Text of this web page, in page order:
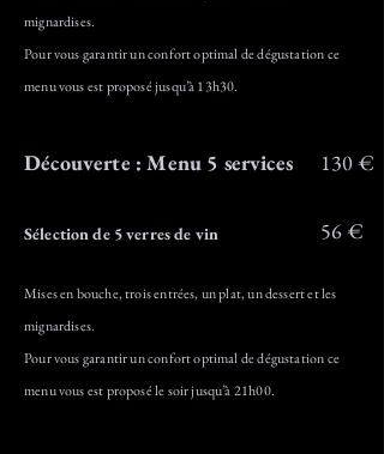
mignardises.
Pour vous garantir un confort optimal de dégustation ce
menu vous est proposé jusqu’à 13h30.
Découverte : Menu 5 services 130 €
Sélection de 5 verres de vin 56 €
Mises en bouche, trois entrées, un plat, un dessert et les
mignardises.
Pour vous garantir un confort optimal de dégustation ce
menu vous est proposé le soir jusqu’à 21h00.